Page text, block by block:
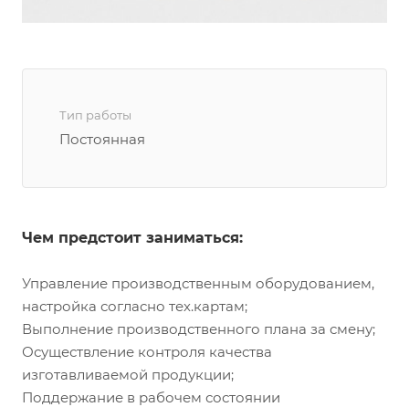
Тип работы
Постоянная
Чем предстоит заниматься:
Управление производственным оборудованием,
настройка согласно тех.картам;
Выполнение производственного плана за смену;
Осуществление контроля качества
изготавливаемой продукции;
Поддержание в рабочем состоянии